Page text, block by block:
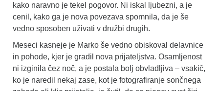
kako naravno je tekel pogovor. Ni iskal ljubezni, a je
cenil, kako ga je nova povezava spomnila, da je še
vedno sposoben uživati v družbi drugih.
Meseci kasneje je Marko še vedno obiskoval delavnice
in pohode, kjer je gradil nova prijateljstva. Osamljenost
ni izginila čez noč, a je postala bolj obvladljiva – vsakič,
ko je naredil nekaj zase, kot je fotografiranje sončnega